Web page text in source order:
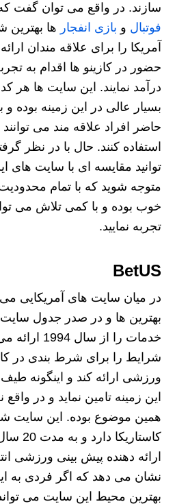
سازند. در واقع می توان گفت
فوتبال و بازی انفجار ها
آمریکا را برای علاقه مندان
حضور در کازینو ها اقدام به
درآمد نمایند. این سایت ها هر
بسیار عالی در این زمینه بوده
حاضر افراد علاقه مند می
استفاده کنند. حال با در نظر
توانید مقایسه ای با سایت های
متوجه شوید که با تمام
خوب بوده و با کمی تلاش می
تجربه نمایید.
BetUS
بهترین ها و در صدر جدول
خدمات را از
شرایط را برای شرط بندی در
ورزشی ارائه کند و اینگونه طیف
این زمینه تامین نماید و در
همین موضوع بوده. این سایت
ارائه دهنده پیش بینی ورزشی
نشان می دهد که اگر فردی به
بهترین محیط این سایت می